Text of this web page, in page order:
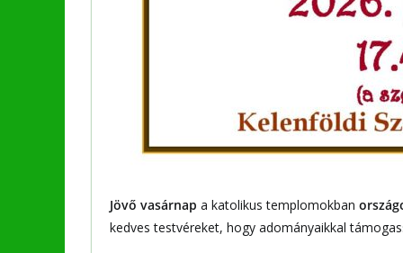
Jövő vasárnap a katolikus templomokban
kedves testvéreket, hogy adományaikkal